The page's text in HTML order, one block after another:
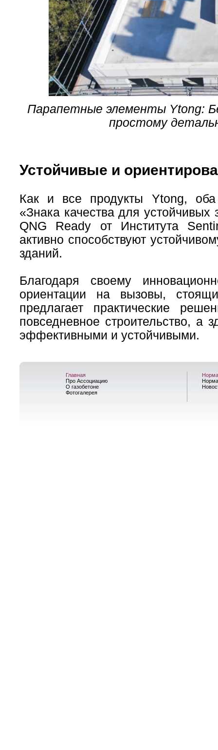
Парапетные элементы Ytong:
простому
Устойчивые и
Как и все продукты Ytong,
«Знака качества для
QNG Ready от Института
активно способствуют
зданий.
Благодаря своему
ориентации на вызовы,
предлагает практические
повседневное строительство, а
эффективными и устойчивыми.
Главная
Про Ассоциацию
О газобетоне
Фотогалерея